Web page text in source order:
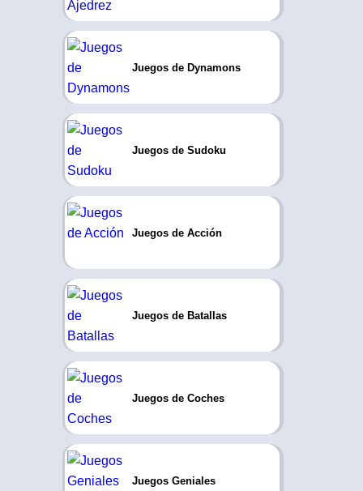
Juegos de Dynamons
Juegos de Sudoku
Juegos de Acción
Juegos de Batallas
Juegos de Coches
Juegos Geniales